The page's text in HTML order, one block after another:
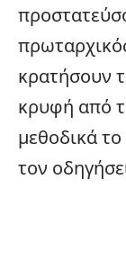
κρατήσουν
κρυφή από
μεθοδικά
τον